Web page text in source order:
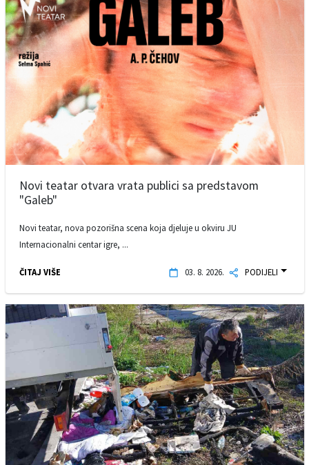
Novi teatar otvara vrata publici sa predstavom
"Galeb"
Novi teatar, nova pozorišna scena koja djeluje u okviru JU
Internacionalni centar igre, ...
ČITAJ VIŠE 03. 8. 2026. PODIJELI